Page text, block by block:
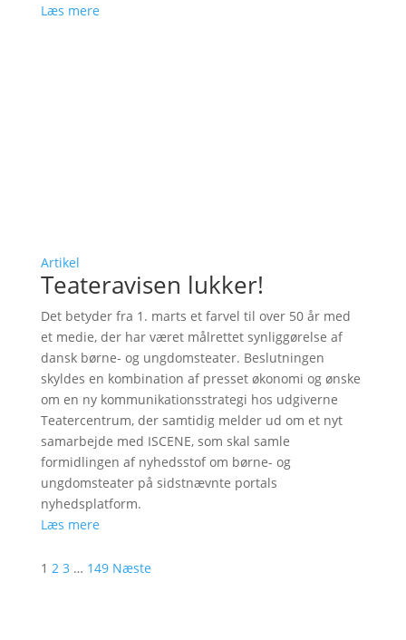
Læs mere
Artikel
Teateravisen lukker!
Det betyder fra 1. marts et farvel til over 50 år med
et medie, der har været målrettet synliggørelse af
dansk børne- og ungdomsteater. Beslutningen
skyldes en kombination af presset økonomi og ønske
om en ny kommunikationsstrategi hos udgiverne
Teatercentrum, der samtidig melder ud om et nyt
samarbejde med ISCENE, som skal samle
formidlingen af nyhedsstof om børne- og
ungdomsteater på sidstnævnte portals
nyhedsplatform.
Læs mere
1 2 3 … 149 Næste